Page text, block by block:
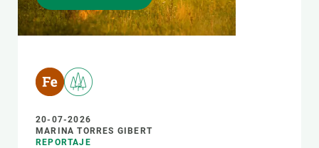
20-07-2026
MARINA TORRES GIBERT
REPORTAJE